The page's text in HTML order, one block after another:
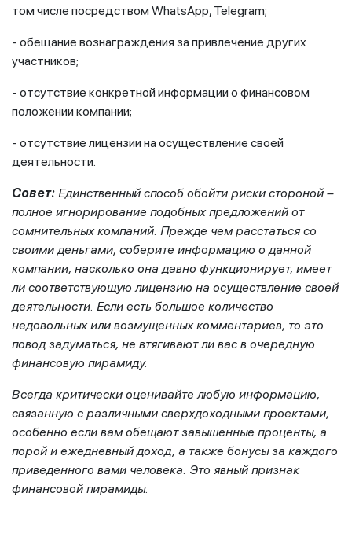
том числе посредством WhatsApp, Telegram;
- обещание вознаграждения за привлечение других
участников;
- отсутствие конкретной информации о финансовом
положении компании;
- отсутствие лицензии на осуществление своей
деятельности.
Совет: Единственный способ обойти риски стороной –
полное игнорирование подобных предложений от
сомнительных компаний. Прежде чем расстаться со
своими деньгами, соберите информацию о данной
компании, насколько она давно функционирует, имеет
ли соответствующую лицензию на осуществление своей
деятельности. Если есть большое количество
недовольных или возмущенных комментариев, то это
повод задуматься, не втягивают ли вас в очередную
финансовую пирамиду.
Всегда критически оценивайте любую информацию,
связанную с различными сверхдоходными проектами,
особенно если вам обещают завышенные проценты, а
порой и ежедневный доход, а также бонусы за каждого
приведенного вами человека. Это явный признак
финансовой пирамиды.